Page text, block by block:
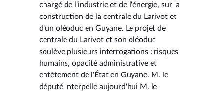
chargé de l'industrie et de l'énergie, sur la
construction de la centrale du Larivot et
d'un oléoduc en Guyane. Le projet de
centrale du Larivot et son oléoduc
soulève plusieurs interrogations : risques
humains, opacité administrative et
entêtement de l'État en Guyane. M. le
député interpelle aujourd'hui M. le